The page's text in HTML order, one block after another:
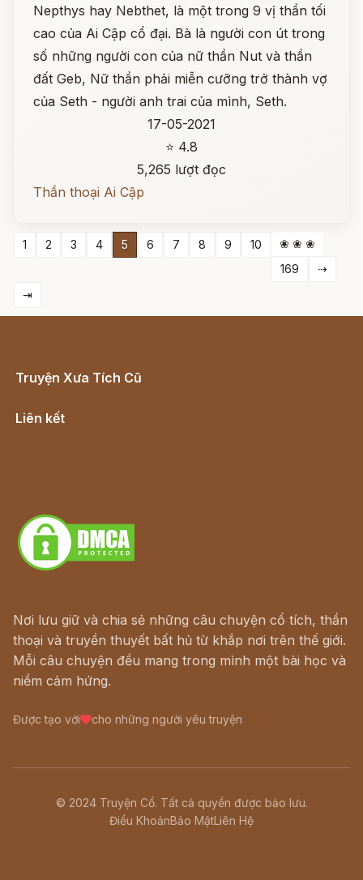
Nepthys hay Nebthet, là một trong 9 vị thần tối
cao của Ai Cập cổ đại. Bà là người con út trong
số những người con của nữ thần Nut và thần
đất Geb, Nữ thần phải miễn cưỡng trở thành vợ
của Seth - người anh trai của mình, Seth.
17-05-2021
⭐ 4.8
5,265 lượt đọc
Thần thoại Ai Cập
1 2 3 4 5 6 7 8 9 10
❀ ❀ ❀
169
⇢
⇥
Truyện Xưa Tích Cũ
Liên kết
Nơi lưu giữ và chia sẻ những câu chuyện cổ tích, thần
thoại và truyền thuyết bất hủ từ khắp nơi trên thế giới.
Mỗi câu chuyện đều mang trong mình một bài học và
niềm cảm hứng.
Được tạo với cho những người yêu truyện
© 2024 Truyện Cổ. Tất cả quyền được bảo lưu.
Điều KhoảnBảo MậtLiên Hệ